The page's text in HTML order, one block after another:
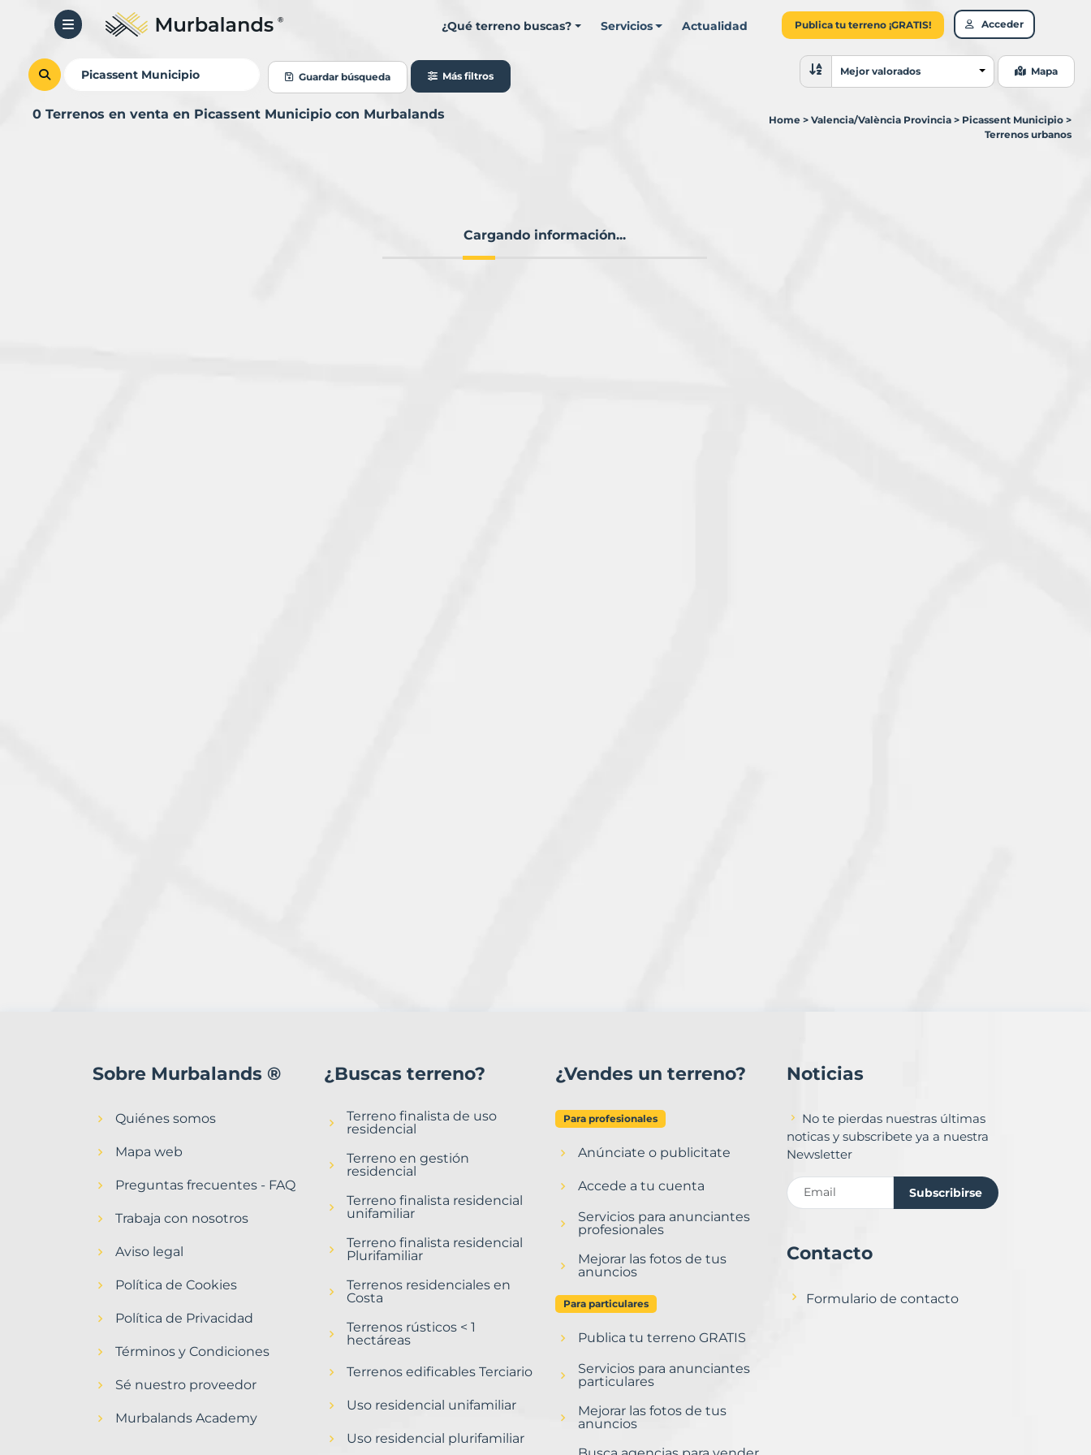
¿Qué terreno buscas? Servicios Actualidad Publica tu terreno ¡GRATIS! Acceder
Guardar búsqueda Más filtros
Ordenar resultados
Mejor valorados Mapa
0 Terrenos en venta en Picassent Municipio con Murbalands Home > Valencia/València Provincia > Picassent Municipio >
Terrenos urbanos
Cargando información...
Picassent
Sobre Murbalands ®
Quiénes somos
Mapa web
Preguntas frecuentes - FAQ
Trabaja con nosotros
Aviso legal
Política de Cookies
Política de Privacidad
Términos y Condiciones
Sé nuestro proveedor
Murbalands Academy
¿Buscas terreno?
Terreno finalista de uso
residencial
Terreno en gestión
residencial
Terreno finalista residencial
unifamiliar
Terreno finalista residencial
Plurifamiliar
Terrenos residenciales en
Costa
Terrenos rústicos < 1
hectáreas
Terrenos edificables Terciario
Uso residencial unifamiliar
Uso residencial plurifamiliar
¿Vendes un terreno?
Para profesionales
Anúnciate o publicitate
Accede a tu cuenta
Servicios para anunciantes
profesionales
Mejorar las fotos de tus
anuncios
Para particulares
Publica tu terreno GRATIS
Servicios para anunciantes
particulares
Mejorar las fotos de tus
anuncios
Noticias
No te pierdas nuestras últimas
noticas y subscribete ya a nuestra
Newsletter
Subscribirse
Contacto
Formulario de contacto